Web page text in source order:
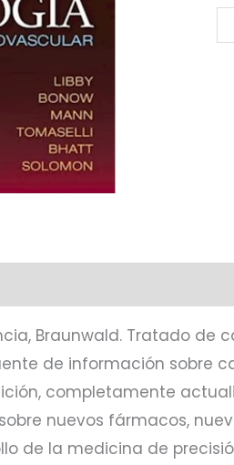
Braunwald. Tratado
de información sobre
completamente
nuevos fármacos,
de la medicina de